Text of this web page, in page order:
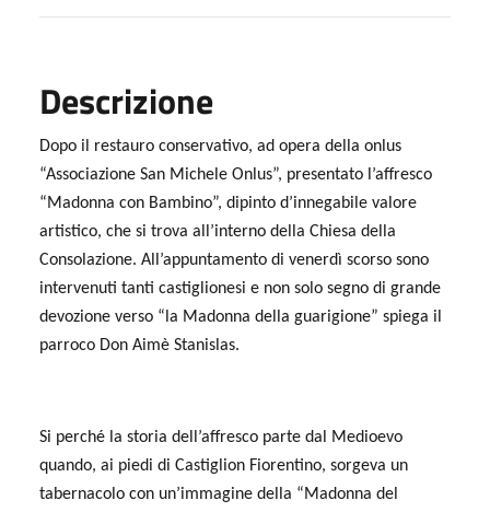
Descrizione
Dopo il restauro conservativo, ad opera della onlus
“Associazione San Michele Onlus”, presentato l’affresco
“Madonna con Bambino”, dipinto d’innegabile valore
artistico, che si trova all’interno della Chiesa della
Consolazione. All’appuntamento di venerdì scorso sono
intervenuti tanti castiglionesi e non solo segno di grande
devozione verso “la Madonna della guarigione” spiega il
parroco Don Aimè Stanislas.
Si perché la storia dell’affresco parte dal Medioevo
quando, ai piedi di Castiglion Fiorentino, sorgeva un
tabernacolo con un’immagine della “Madonna del